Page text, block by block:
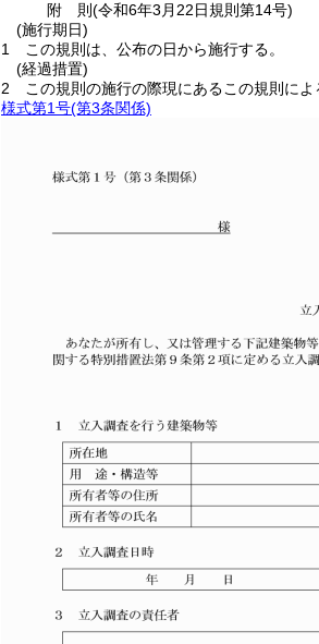
附 則(令和6年3月22日規則第14号)
(施行期日)
1
この規則は、公布の日から施行する。
(経過措置)
2
この規則の施行の際現にあるこの規則に
様式第1号(第3条関係)